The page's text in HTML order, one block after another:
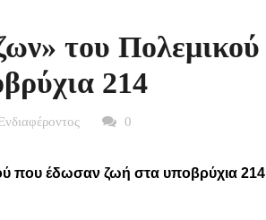
του Πολεμικού
214
0
που έδωσαν ζωή στα υποβρύχια 214